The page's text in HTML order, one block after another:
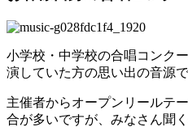
小学校・中学校の合唱コンク
演していた方の思い出の音源で
主催者からオープンリールテ
合が多いですが、みなさん聞